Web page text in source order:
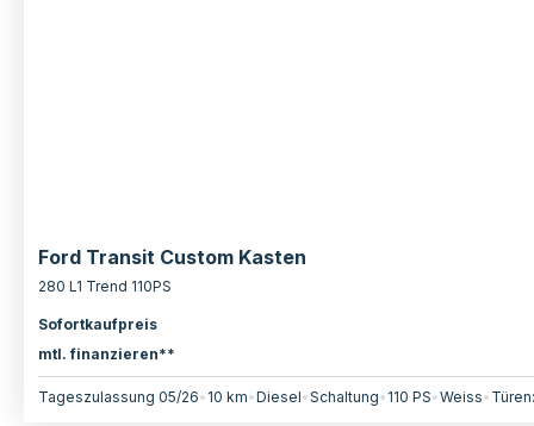
Ford Transit Custom Kasten
280 L1 Trend 110PS
Sofortkaufpreis
mtl. finanzieren**
Tageszulassung 05/26• 10 km•Diesel•Schaltung• 110 PS•Weiss•